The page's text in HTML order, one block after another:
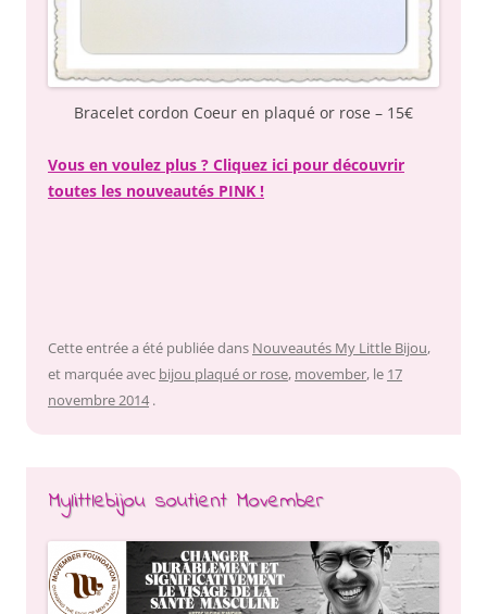
Bracelet cordon Coeur en plaqué or rose – 15€
Vous en voulez plus ? Cliquez ici pour découvrir
toutes les nouveautés PINK !
Cette entrée a été publiée dans Nouveautés My Little Bijou,
et marquée avec bijou plaqué or rose, movember, le 17
novembre 2014 .
Mylittlebijou soutient Movember